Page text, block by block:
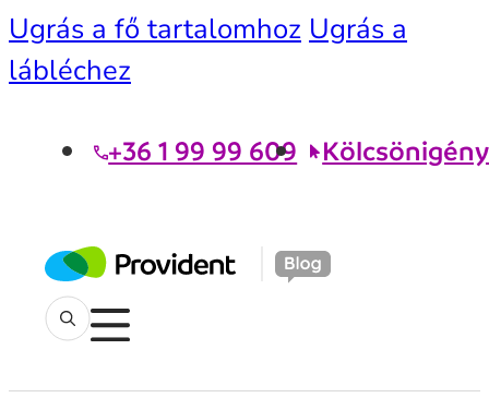
Ugrás a fő tartalomhoz Ugrás a
lábléchez
+36 1 99 99 609